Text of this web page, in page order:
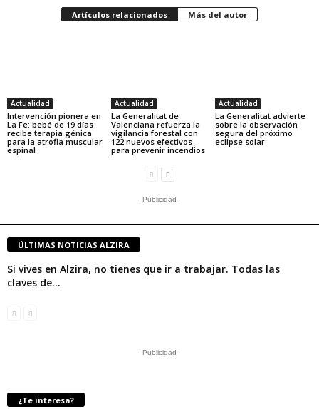
Artículos relacionados Más del autor
Actualidad
Intervención pionera en
La Fe: bebé de 19 días
recibe terapia génica
para la atrofia muscular
espinal
Actualidad
La Generalitat de
Valenciana refuerza la
vigilancia forestal con
122 nuevos efectivos
para prevenir incendios
Actualidad
La Generalitat advierte
sobre la observación
segura del próximo
eclipse solar
- Publicidad -
ÚLTIMAS NOTICIAS ALZIRA
Si vives en Alzira, no tienes que ir a trabajar. Todas las
claves de...
- Publicidad -
¿Te interesa?